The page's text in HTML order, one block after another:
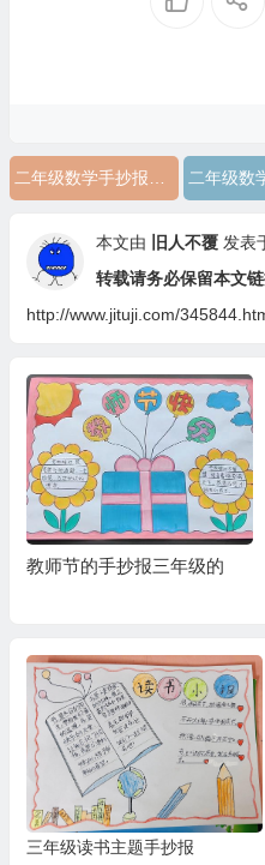
本文由 旧人不覆发表
转载请务必保留本文链
http://www.jituji.com/
教师节的手抄报三年级的
三年级读书主题手抄报